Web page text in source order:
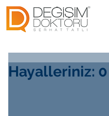
Hayalleriniz: